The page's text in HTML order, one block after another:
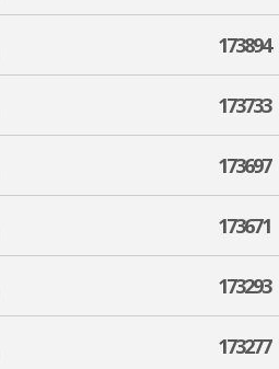
173894
173733
173697
173671
173293
173277